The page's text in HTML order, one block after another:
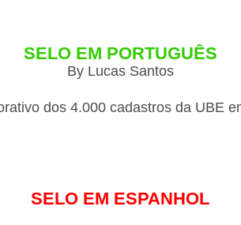
SELO EM PORTUGUÊS
By Lucas Santos
dos 4.000 cadastros da UBE
SELO EM ESPANHOL